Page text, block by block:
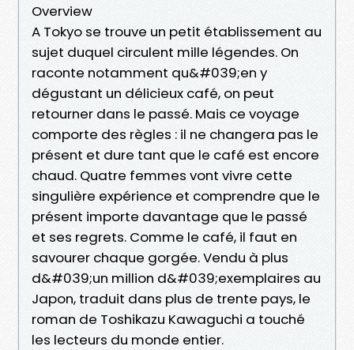
Overview
A Tokyo se trouve un petit établissement au
sujet duquel circulent mille légendes. On
raconte notamment qu&#039;en y
dégustant un délicieux café, on peut
retourner dans le passé. Mais ce voyage
comporte des règles : il ne changera pas le
présent et dure tant que le café est encore
chaud. Quatre femmes vont vivre cette
singulière expérience et comprendre que le
présent importe davantage que le passé
et ses regrets. Comme le café, il faut en
savourer chaque gorgée. Vendu à plus
d&#039;un million d&#039;exemplaires au
Japon, traduit dans plus de trente pays, le
roman de Toshikazu Kawaguchi a touché
les lecteurs du monde entier.